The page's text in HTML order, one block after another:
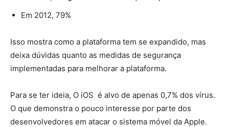
Em 2012, 79%
Isso mostra como a plataforma tem se expandido, mas
deixa dúvidas quanto as medidas de segurança
implementadas para melhorar a plataforma.
Para se ter ideia, O iOS é alvo de apenas 0,7% dos vírus.
O que demonstra o pouco interesse por parte dos
desenvolvedores em atacar o sistema móvel da Apple.